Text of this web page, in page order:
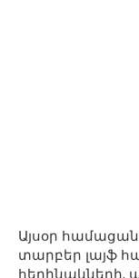
Այսօր
տարբեր լայֆ
հեղինակների,